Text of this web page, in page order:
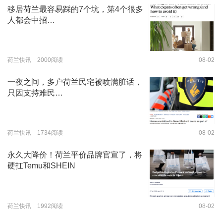
移居荷兰最容易踩的7个坑，第4个很多
人都会中招…
荷兰快讯 2000阅读 08-02
一夜之间，多户荷兰民宅被喷满脏话，
只因支持难民…
荷兰快讯 1734阅读 08-02
永久大降价！荷兰平价品牌官宣了，将
硬扛Temu和SHEIN
荷兰快讯 1992阅读 08-02